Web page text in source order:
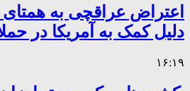
اعتراض عراقچی به همتای
دلیل کمک به آمریکا در
۱۶:۱۹